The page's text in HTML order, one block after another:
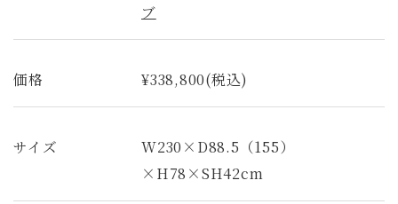
ブ
価格 ¥338,800(税込)
サイズ
W230×D88.5（155）
×H78×SH42cm